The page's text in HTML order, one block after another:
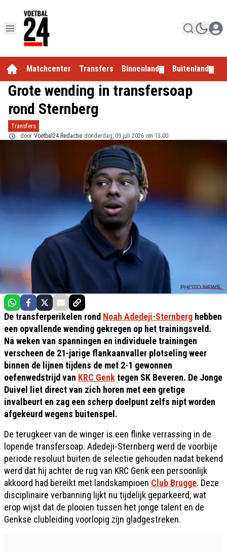
Matchcenter Transfers Binnenland Buitenland
Grote wending in transfersoap
rond Sternberg
Transfers
door Voetbal24 Redactie donderdag, 09 juli 2026 om 13:00
De transferperikelen rond Noah Adedeji-Sternberg hebben
een opvallende wending gekregen op het trainingsveld.
Na weken van spanningen en individuele trainingen
verscheen de 21-jarige flankaanvaller plotseling weer
binnen de lijnen tijdens de met 2-1 gewonnen
oefenwedstrijd van KRC Genktegen SK Beveren. De Jonge
Duivel liet direct van zich horen met een gretige
invalbeurt en zag een scherp doelpunt zelfs nipt worden
afgekeurd wegens buitenspel.
De terugkeer van de winger is een flinke verrassing in de
lopende transfersoap. Adedeji-Sternberg werd de voorbije
periode resoluut buiten de selectie gehouden nadat bekend
werd dat hij achter de rug van KRC Genk een persoonlijk
akkoord had bereikt met landskampioen Club Brugge. Deze
disciplinaire verbanning lijkt nu tijdelijk geparkeerd, wat
erop wijst dat de plooien tussen het jonge talent en de
Genkse clubleiding voorlopig zijn gladgestreken.